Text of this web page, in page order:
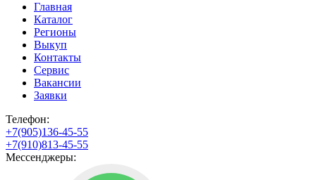
Главная
Каталог
Регионы
Выкуп
Контакты
Сервис
Вакансии
Заявки
Телефон:
+7(905)136-45-55
+7(910)813-45-55
Мессенджеры: